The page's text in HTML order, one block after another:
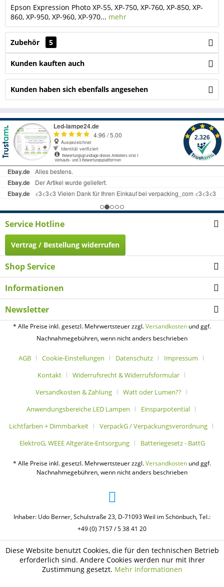
Epson Expression Photo XP-55, XP-750, XP-760, XP-850, XP-
860, XP-950, XP-960, XP-970... mehr
Zubehör 5
Kunden kauften auch
Kunden haben sich ebenfalls angesehen
Service Hotline
Vertrag / Bestellung widerrufen
Shop Service
Informationen
Newsletter
* Alle Preise inkl. gesetzl. Mehrwertsteuer zzgl.Versandkosten und ggf.
Nachnahmegebühren, wenn nicht anders beschrieben
AGB Cookie-Einstellungen Datenschutz
Impressum
Kontakt
Widerrufsrecht & Widerrufsformular
Versandkosten & Zahlung
Watt oder Lumen??
Anwendungsbereiche LED Lampen
Einsparpotential
Lichtfarben + Dimmbarkeit
VerpackG / Verpackungsverordnung
ElektroG, WEEE Altgeräte-Entsorgung
Batteriegesetz - BattG
* Alle Preise inkl. gesetzl. Mehrwertsteuer zzgl.Versandkosten und ggf.
Nachnahmegebühren, wenn nicht anders beschrieben
Inhaber: Udo Berner, Schulstraße 23, D-71093 Weil im Schönbuch, Tel.:
+49 (0) 7157 / 5 38 41 20
Diese Website benutzt Cookies, die für den technischen Betrieb
erforderlich sind. Andere Cookies werden nur mit Ihrer
Zustimmung gesetzt. Mehr Informationen